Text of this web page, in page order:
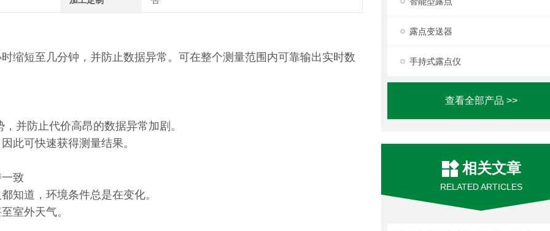
露点变送器
手持式露点仪
查看全部产品 >>
相关文章
RELATED ARTICLES
缩短至几分钟，并防止数据异常。可在整个测量范围内可靠输出实时数
并防止代价高昂的数据异常加剧。
此可快速获得测量结果。
致
知道，环境条件总是在变化。
室外天气。